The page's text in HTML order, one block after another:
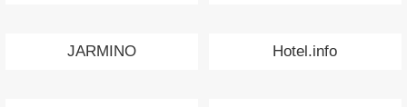
JARMINO Hotel.info